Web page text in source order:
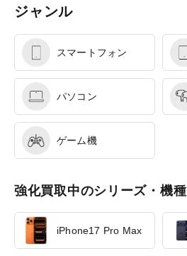
ジャンル
スマートフォン
パソコン
ゲーム機
強化買取中のシリーズ・機種
iPhone17 Pro Max